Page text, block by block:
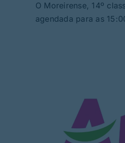
O Moreirense, 14º
agendada para as